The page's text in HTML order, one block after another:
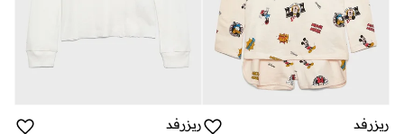
ريزرفد
ريزرفد